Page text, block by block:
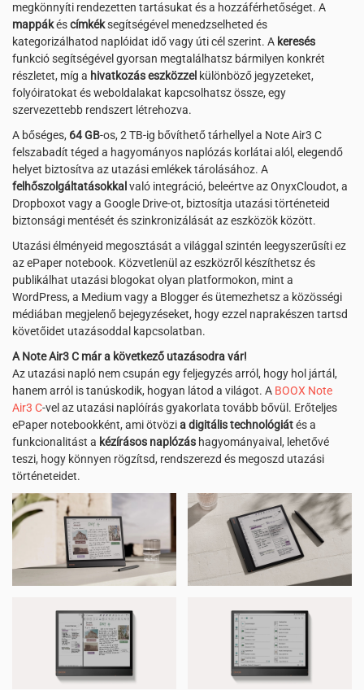
megkönnyíti rendezetten tartásukat és a hozzáférhetőséget. A
mappákéscímkéksegítségével menedzselheted és
kategorizálhatod naplóidat idő vagy úti cél szerint. A keresés
funkció segítségével gyorsan megtalálhatsz bármilyen konkrét
részletet, míg a hivatkozás eszközzel különböző jegyzeteket,
folyóiratokat és weboldalakat kapcsolhatsz össze, egy
szervezettebb rendszert létrehozva.
A bőséges, 64 GB-os, 2 TB-ig bővíthető tárhellyel a Note Air3 C
felszabadít téged a hagyományos naplózás korlátai alól, elegendő
helyet biztosítva az utazási emlékek tárolásához. A
felhőszolgáltatásokkal való integráció, beleértve az OnyxCloudot, a
Dropboxot vagy a Google Drive-ot, biztosítja utazási történeteid
biztonsági mentését és szinkronizálását az eszközök között.
Utazási élményeid megosztását a világgal szintén leegyszerűsíti ez
az ePaper notebook. Közvetlenül az eszközről készíthetsz és
publikálhat utazási blogokat olyan platformokon, mint a
WordPress, a Medium vagy a Blogger és ütemezhetsz a közösségi
médiában megjelenő bejegyzéseket, hogy ezzel naprakészen tartsd
követőidet utazásoddal kapcsolatban.
A Note Air3 C már a következő utazásodra vár!
Az utazási napló nem csupán egy feljegyzés arról, hogy hol jártál,
hanem arról is tanúskodik, hogyan látod a világot. A BOOX Note
Air3 C-vel az utazási naplóírás gyakorlata tovább bővül. Erőteljes
ePaper notebookként, ami ötvözia digitális technológiátés a
funkcionalitást a kézírásos naplózás hagyományaival, lehetővé
teszi, hogy könnyen rögzítsd, rendszerezd és megoszd utazási
történeteidet.